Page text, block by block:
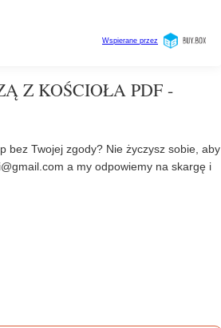
Z KOŚCIOŁA PDF -
bez Twojej zgody? Nie życzysz sobie, aby
a my odpowiemy na skargę i